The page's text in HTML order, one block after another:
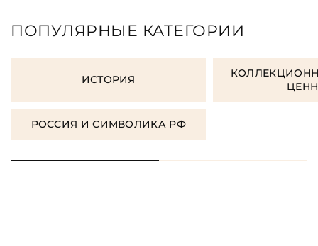
ПОПУЛЯРНЫЕ КАТЕГОРИИ
ИСТОРИЯ
РОССИЯ И СИМВОЛИКА РФ